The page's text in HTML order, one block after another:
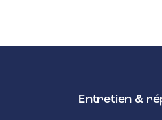
Entretien &